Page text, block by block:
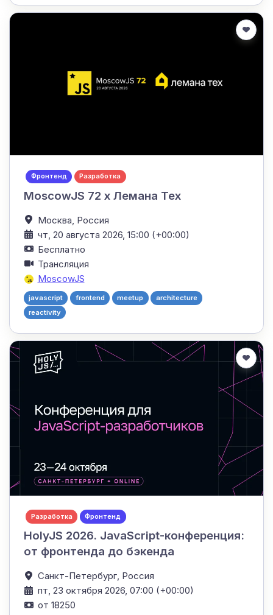
Фронтенд Разработка
MoscowJS 72 x Лемана Тех
Москва, Россия
чт, 20 августа 2026, 15:00 (+00:00)
Бесплатно
Трансляция
MoscowJS
javascript frontend meetup
architecture
reactivity
Разработка Фронтенд
HolyJS 2026. JavaScript-конференция:
от фронтенда до бэкенда
Санкт-Петербург, Россия
пт, 23 октября 2026, 07:00 (+00:00)
от 18250